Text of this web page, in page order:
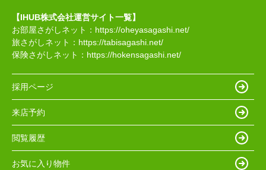
【IHUB株式会社運営サイト一覧】
お部屋さがしネット： https://oheyasagashi.net/
旅さがしネット： https://tabisagashi.net/
保険さがしネット： https://hokensagashi.net/
採用ページ
来店予約
閲覧履歴
お気に入り物件